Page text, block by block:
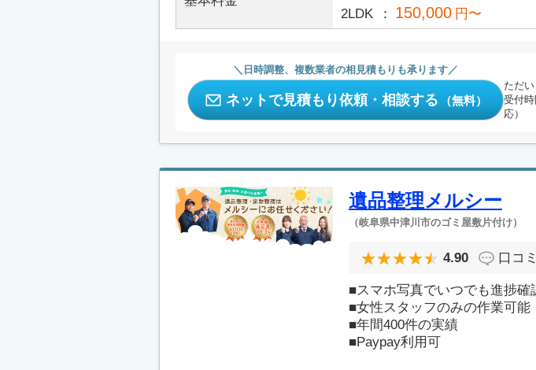
2LDK
150,000 円〜
日時調整、複数業者の相見積もりも承ります
ネットで見積もり依頼・相談する （無料）
ただ
受付
応）
遺品整理メルシー
（岐阜県中津川市のゴミ屋敷片付け）
4.90 口コ
■スマホ写真でいつでも進捗確
■女性スタッフのみの作業可能
■年間400件の実績
■Paypay利用可